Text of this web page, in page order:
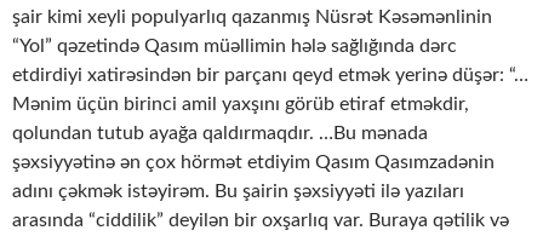
şair kimi xeyli populyarlıq qazanmış Nüsrət Kəsəmənlinin
“Yol” qəzetində Qasım müəllimin hələ sağlığında dərc
etdirdiyi xatirəsindən bir parçanı qeyd etmək yerinə düşər: “…
Mənim üçün birinci amil yaxşını görüb etiraf etməkdir,
qolundan tutub ayağa qaldırmaqdır. …Bu mənada
şəxsiyyətinə ən çox hörmət etdiyim Qasım Qasımzadənin
adını çəkmək istəyirəm. Bu şairin şəxsiyyəti ilə yazıları
arasında “ciddilik” deyilən bir oxşarlıq var. Buraya qətilik və